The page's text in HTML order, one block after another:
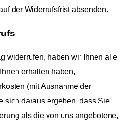
der Widerrufsfrist absenden.
widerrufen, haben wir Ihnen alle
erhalten haben,
(mit Ausnahme der
sich daraus ergeben, dass Sie
als die von uns angebotene,